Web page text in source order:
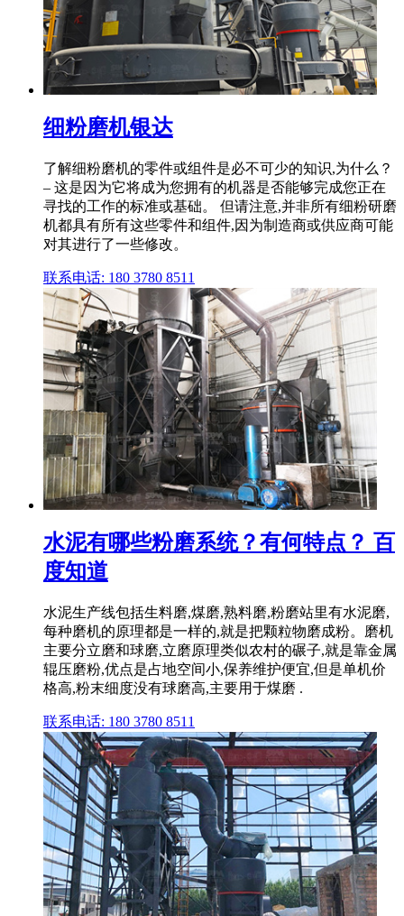
细粉磨机银达
了解细粉磨机的零件或组件是必不可少的知识,为什么？
– 这是因为它将成为您拥有的机器是否能够完成您正在
寻找的工作的标准或基础。 但请注意,并非所有细粉研磨
机都具有所有这些零件和组件,因为制造商或供应商可能
对其进行了一些修改。
联系电话: 180 3780 8511
水泥有哪些粉磨系统？有何特点？ 百
度知道
水泥生产线包括生料磨,煤磨,熟料磨,粉磨站里有水泥磨,
每种磨机的原理都是一样的,就是把颗粒物磨成粉。磨机
主要分立磨和球磨,立磨原理类似农村的碾子,就是靠金属
辊压磨粉,优点是占地空间小,保养维护便宜,但是单机价
格高,粉末细度没有球磨高,主要用于煤磨 .
联系电话: 180 3780 8511